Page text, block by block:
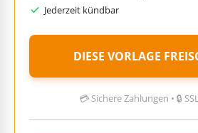
Jederzeit kündbar
DIESE VORLAGE
💳 Sichere Zahlungen • 🔒